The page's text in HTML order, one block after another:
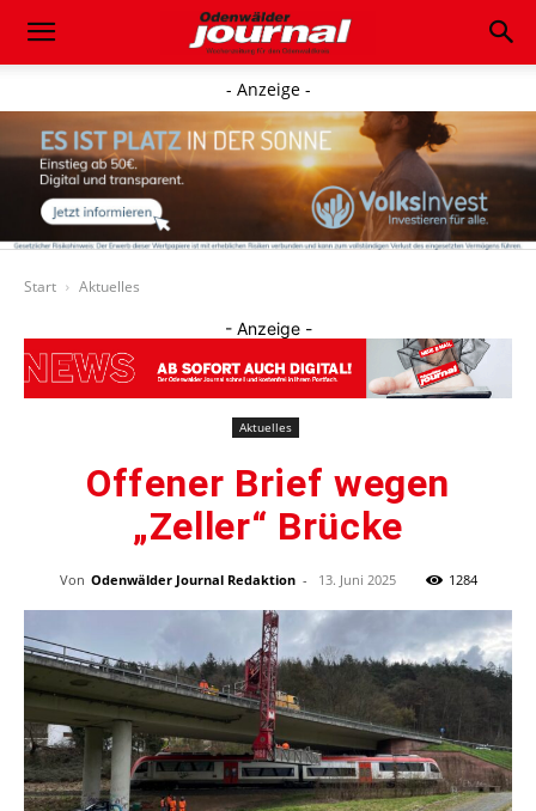
- Anzeige -
Start Aktuelles
- Anzeige -
Aktuelles
Offener Brief wegen
„Zeller“ Brücke
Von Odenwälder Journal Redaktion - 13. Juni 2025 1284